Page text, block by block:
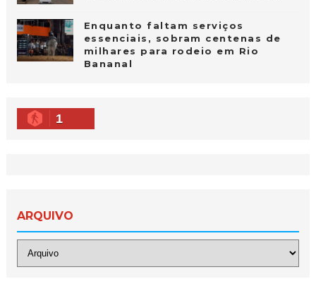
Enquanto faltam serviços
essenciais, sobram centenas de
milhares para rodeio em Rio
Bananal
1
ARQUIVO